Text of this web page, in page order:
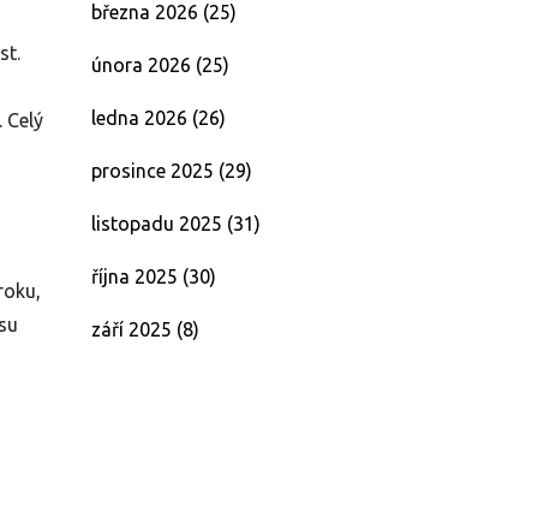
Celý
března 2026 (25)
února 2026 (25)
ledna 2026 (26)
prosince 2025 (29)
listopadu 2025 (31)
října 2025 (30)
září 2025 (8)